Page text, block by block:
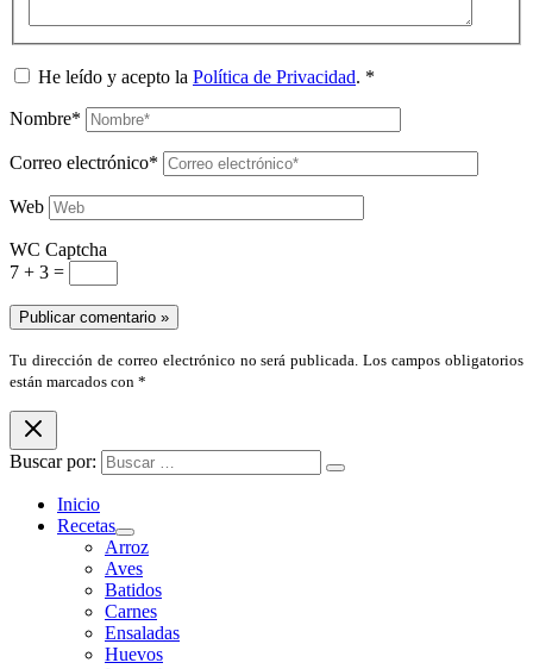
He leído y acepto la Política de Privacidad. *
Nombre*
Correo electrónico*
Web
WC Captcha
7 + 3 =
Tu dirección de correo electrónico no será publicada. Los campos obligatorios
están marcados con *
Buscar por:
Inicio
Recetas
Arroz
Aves
Batidos
Carnes
Ensaladas
Huevos